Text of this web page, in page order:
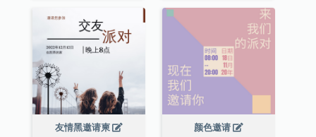
友情黑邀请柬 颜色邀请